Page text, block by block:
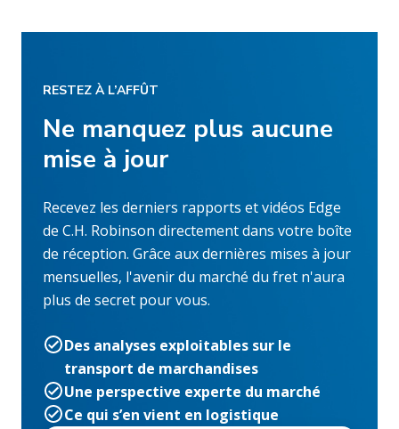
RESTEZ À L’AFFÛT
Ne manquez plus aucune
mise à jour
Recevez les derniers rapports et vidéos Edge
de C.H. Robinson directement dans votre boîte
de réception. Grâce aux dernières mises à jour
mensuelles, l'avenir du marché du fret n'aura
plus de secret pour vous.
Des analyses exploitables sur le
transport de marchandises
Une perspective experte du marché
Ce qui s’en vient en logistique